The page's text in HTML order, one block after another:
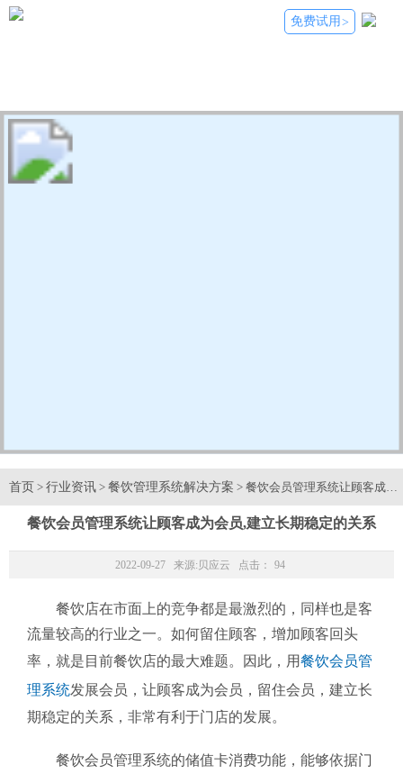
免费试用 >
首页 > 行业资讯 > 餐饮管理系统解决方案 > 餐饮会员管理系统让顾客成为
餐饮会员管理系统让顾客成为会员,建立长期稳定的关系
2022-09-27 来源: 贝应云 点击： 94
餐饮店在市面上的竞争都是最激烈的，同样也是客
流量较高的行业之一。如何留住顾客，增加顾客回头
率，就是目前餐饮店的最大难题。因此，用餐饮会员管
理系统发展会员，让顾客成为会员，留住会员，建立长
期稳定的关系，非常有利于门店的发展。
餐饮会员管理系统的储值卡消费功能，能够依据门